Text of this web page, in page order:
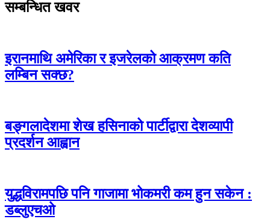
सम्बन्धित खवर
इरानमाथि अमेरिका र इजरेलको आक्रमण कति
लम्बिन सक्छ?
बङ्गलादेशमा शेख हसिनाको पार्टीद्वारा देशव्यापी
प्रदर्शन आह्वान
युद्धविरामपछि पनि गाजामा भोकमरी कम हुन सकेन :
डब्लुएचओ